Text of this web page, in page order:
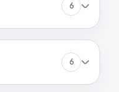
6
6